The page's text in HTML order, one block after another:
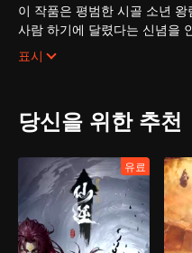
이 작품은 평범한 시골 소년
사람 하기에 달렸다는 신념을
으로 수진계에 이름을 날린다.
표시
당신을 위한 추천
유료